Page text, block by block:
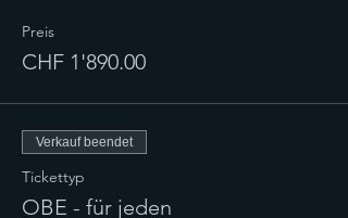
Preis
CHF 1'890.00
Verkauf beendet
Tickettyp
OBE - für jeden